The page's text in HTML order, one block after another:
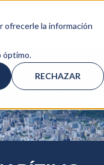
ofrecerle la información
óptimo.
RECHAZAR